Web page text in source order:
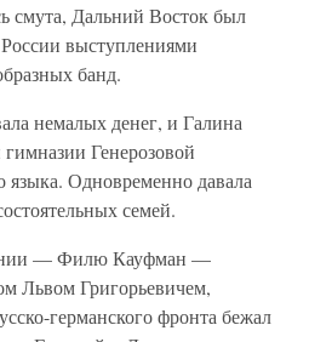
смута, Дальний Восток был
выступлениями
банд.
немалых денег, и Галина
гимназии Генерозовой
языка. Одновременно давала
семей.
— Филю Кауфман —
Львом Григорьевичем,
германского фронта бежал